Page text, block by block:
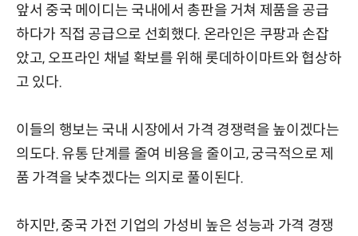
앞서 중국 메이디는 국내에서 총판을 거쳐 제품을 공급
하다가 직접 공급으로 선회했다. 온라인은 쿠팡과 손잡
았고, 오프라인 채널 확보를 위해 롯데하이마트와 협상하
고 있다.
이들의 행보는 국내 시장에서 가격 경쟁력을 높이겠다는
의도다. 유통 단계를 줄여 비용을 줄이고, 궁극적으로 제
품 가격을 낮추겠다는 의지로 풀이된다.
하지만, 중국 가전 기업의 가성비 높은 성능과 가격 경쟁